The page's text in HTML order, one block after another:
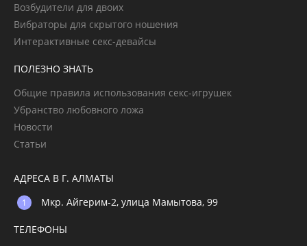
Возбудители для двоих
Вибраторы для скрытого ношения
Интерактивные секс-девайсы
ПОЛЕЗНО ЗНАТЬ
Общие правила использования секс-игрушек
Убранство любовного ложа
Новости
Статьи
АДРЕСА В Г. АЛМАТЫ
Мкр. Айгерим-2, улица Мамытова, 99
ТЕЛЕФОНЫ